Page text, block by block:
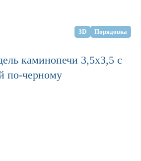
3D Порядовка
каминопечи 3,5х3,5 с
по-черному